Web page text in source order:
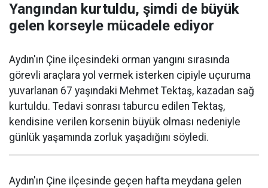
Yangından kurtuldu, şimdi de büyük
gelen korseyle mücadele ediyor
Aydın'ın Çine ilçesindeki orman yangını sırasında
görevli araçlara yol vermek isterken cipiyle uçuruma
yuvarlanan 67 yaşındaki Mehmet Tektaş, kazadan sağ
kurtuldu. Tedavi sonrası taburcu edilen Tektaş,
kendisine verilen korsenin büyük olması nedeniyle
günlük yaşamında zorluk yaşadığını söyledi.
Aydın'ın Çine ilçesinde geçen hafta meydana gelen